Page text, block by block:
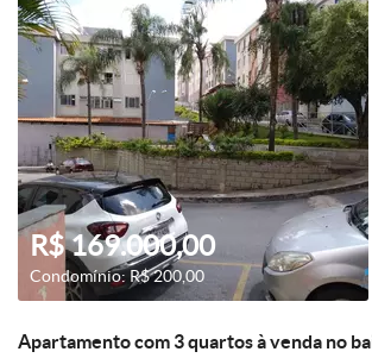
R$ 169.000,00
Condomínio: R$ 200,00
Apartamento com 3 quartos à venda no